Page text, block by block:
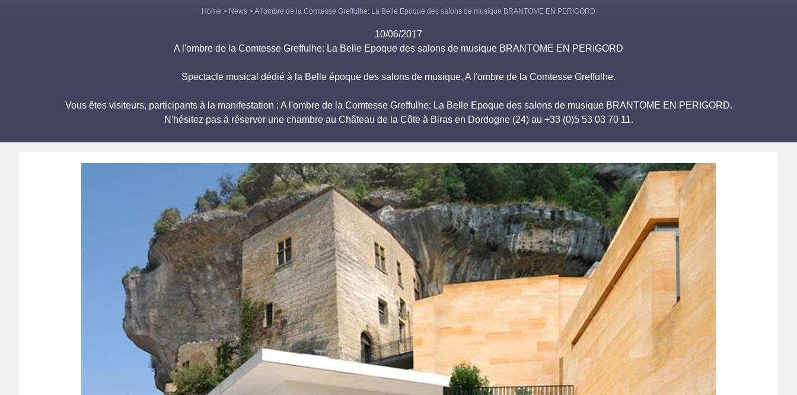
Home > News > A l'ombre de la Comtesse Greffulhe: La Belle Epoque des salons de musique BRANTOME EN PERIGORD
10/06/2017
A l'ombre de la Comtesse Greffulhe: La Belle Epoque des salons de musique BRANTOME EN PERIGORD
Spectacle musical dédié à la Belle époque des salons de musique, A l'ombre de la Comtesse Greffulhe.
Vous êtes visiteurs, participants à la manifestation : A l'ombre de la Comtesse Greffulhe: La Belle Epoque des salons de musique BRANTOME EN PERIGORD.
N'hésitez pas à réserver une chambre au Château de la Côte à Biras en Dordogne (24) au +33 (0)5 53 03 70 11.